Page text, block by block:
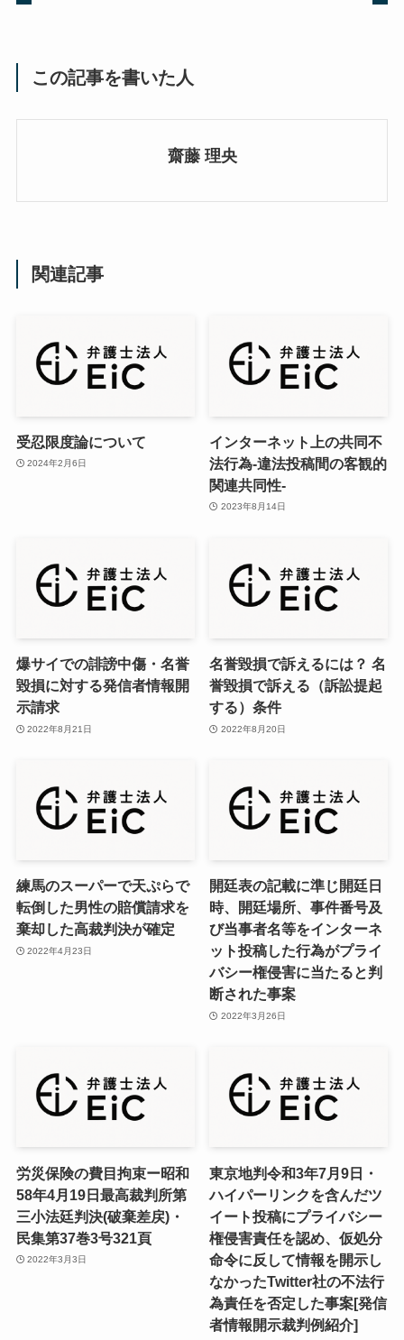
この記事を書いた人
齋藤 理央
関連記事
受忍限度論について
2024年2月6日
インターネット上の共同不
法行為-違法投稿間の客観的
関連共同性-
2023年8月14日
爆サイでの誹謗中傷・名誉
毀損に対する発信者情報開
示請求
2022年8月21日
名誉毀損で訴えるには？ 名
誉毀損で訴える（訴訟提起
する）条件
2022年8月20日
練馬のスーパーで天ぷらで
転倒した男性の賠償請求を
棄却した高裁判決が確定
2022年4月23日
開廷表の記載に準じ開廷日
時、開廷場所、事件番号及
び当事者名等をインターネ
ット投稿した行為がプライ
バシー権侵害に当たると判
断された事案
2022年3月26日
労災保険の費目拘束ー昭和
58年4月19日最高裁判所第
三小法廷判決(破棄差戻)・
民集第37巻3号321頁
2022年3月3日
東京地判令和3年7月9日・
ハイパーリンクを含んだツ
イート投稿にプライバシー
権侵害責任を認め、仮処分
命令に反して情報を開示し
なかったTwitter社の不法行
為責任を否定した事案[発信
者情報開示裁判例紹介]